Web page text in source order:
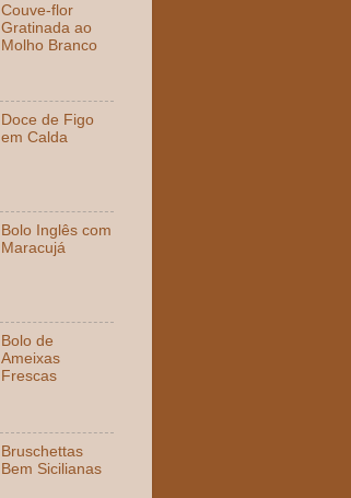
Couve-flor
Gratinada ao
Molho Branco
Doce de Figo
em Calda
Bolo Inglês com
Maracujá
Bolo de
Ameixas
Frescas
Bruschettas
Bem Sicilianas